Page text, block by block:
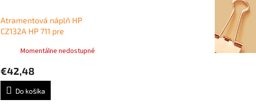
Atramentová náplň HP
CZ132A HP 711 pre
T120/T520/T130/T530
Momentálne nedostupné
€42,48
Do košíka